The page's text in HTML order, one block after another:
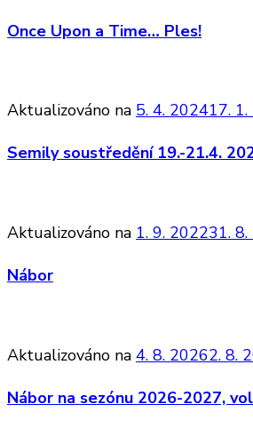
Once Upon a Time… Ples!
Aktualizováno na 5. 4. 202417.
Semily soustředění 19.-21.4.
Aktualizováno na 1. 9. 202231.
Nábor
Aktualizováno na 4. 8. 20262. 8.
Nábor na sezónu 2026-2027,